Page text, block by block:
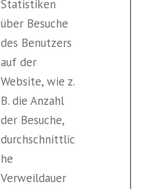
Statistiken
über Besuche
des Benutzers
auf der
Website, wie z.
B. die Anzahl
der Besuche,
durchschnittlic
he
Verweildauer